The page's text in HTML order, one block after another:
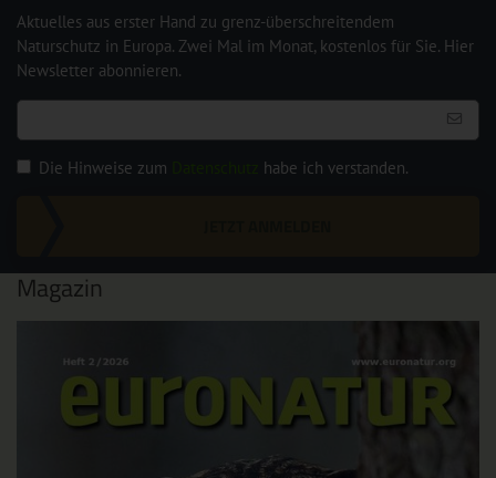
Aktuelles aus erster Hand zu grenz-überschreitendem
Naturschutz in Europa. Zwei Mal im Monat, kostenlos für Sie. Hier
Newsletter abonnieren.
Die Hinweise zum habe ich verstanden.
Magazin